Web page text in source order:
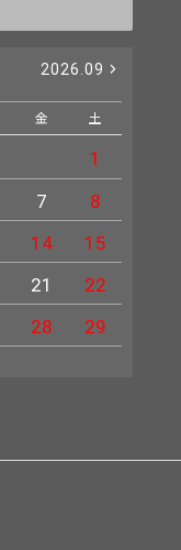
2026.09
金 土
1
7
8
14
15
21
22
28
29